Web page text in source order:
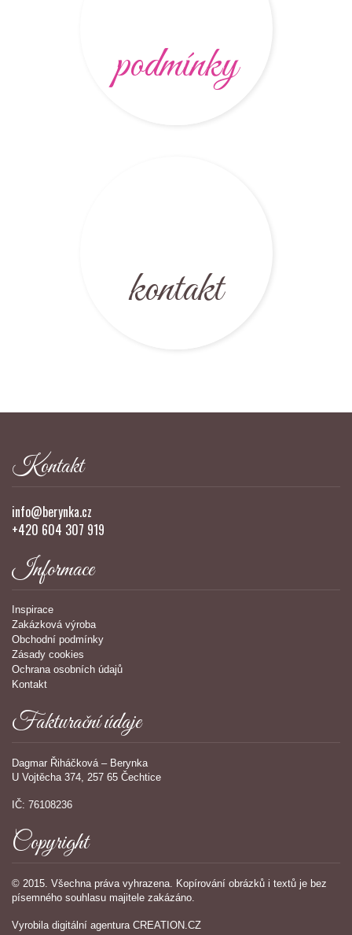
podmínky
kontakt
Kontakt
info@berynka.cz
+420 604 307 919
Informace
Inspirace
Zakázková výroba
Obchodní podmínky
Zásady cookies
Ochrana osobních údajů
Kontakt
Fakturační údaje
Dagmar Řiháčková – Berynka
U Vojtěcha 374, 257 65 Čechtice
IČ: 76108236
Copyright
© 2015. Všechna práva vyhrazena. Kopírování obrázků i textů je bez
písemného souhlasu majitele zakázáno.
Vyrobila digitální agentura CREATION.CZ